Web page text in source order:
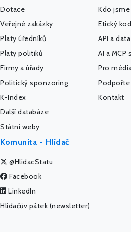
Dotace
Veřejné zakázky
Platy úředníků
Platy politiků
Firmy a úřady
Politický sponzoring
K-Index
Další databáze
Státní weby
Kdo jsme
Etický
API a data
AI a MCP
Pro
Podpořte
Kontakt
Komunita - Hlídač
@HlidacStatu
Facebook
LinkedIn
Hlídačův pátek (newsletter)